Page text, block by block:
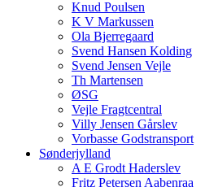
Knud Poulsen
K V Markussen
Ola Bjerregaard
Svend Hansen Kolding
Svend Jensen Vejle
Th Martensen
ØSG
Vejle Fragtcentral
Villy Jensen Gårslev
Vorbasse Godstransport
Sønderjylland
A E Grodt Haderslev
Fritz Petersen Aabenraa